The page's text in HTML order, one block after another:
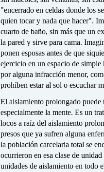
"encerrado en celdas donde los
quien tocar y nada que hacer".
cuarto de baño, sin más que un
la pared y sirve para cama.
ponen esposas antes de que
ejercicio en un espacio de
por alguna infracción menor,
prohíben estar al sol o escuchar
El aislamiento prolongado puede
especialmente la mente. Es un
locos a raíz del aislamiento
presos que ya sufren alguna
la población carcelaria total se
ocurrieron en esa clase de
unidades de aislamiento en todo